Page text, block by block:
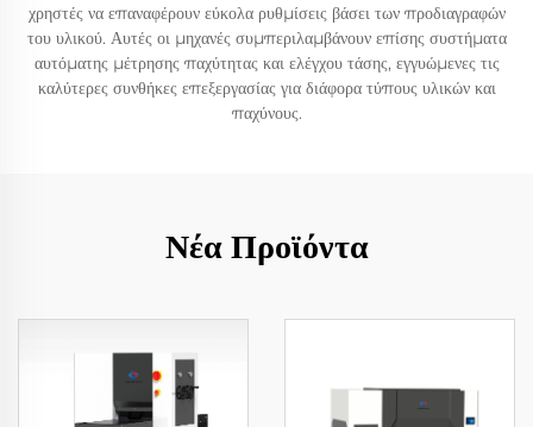
χρηστές να επαναφέρουν εύκολα ρυθμίσεις βάσει των προδιαγραφών
του υλικού. Αυτές οι μηχανές συμπεριλαμβάνουν επίσης συστήματα
αυτόματης μέτρησης παχύτητας και ελέγχου τάσης, εγγυώμενες τις
καλύτερες συνθήκες επεξεργασίας για διάφορα τύπους υλικών και
παχύνους.
Νέα Προϊόντα